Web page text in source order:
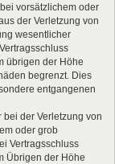
vorsätzlichem oder
der Verletzung von
wesentlicher
übrigen der Höhe
begrenzt. Dies
entgangenen
der Verletzung von
oder grob
Vertragsschluss
Übrigen der Höhe